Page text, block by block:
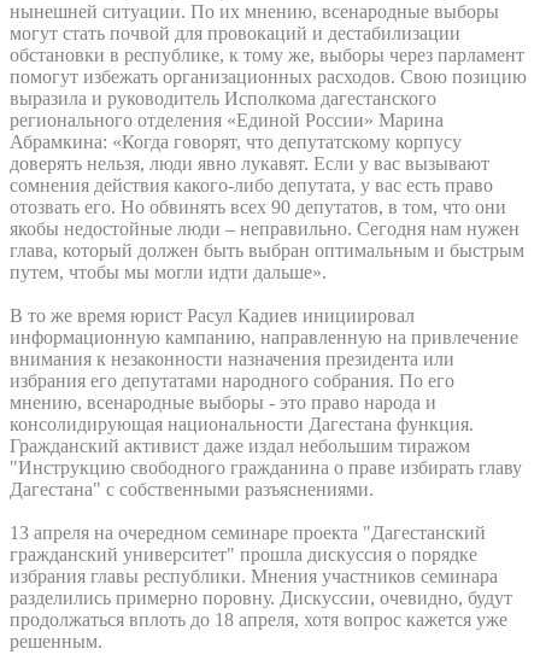
нынешней ситуации. По их мнению, всенародные выборы
могут стать почвой для провокаций и дестабилизации
обстановки в республике, к тому же, выборы через парламент
помогут избежать организационных расходов. Свою позицию
выразила и руководитель Исполкома дагестанского
регионального отделения «Единой России» Марина
Абрамкина: «Когда говорят, что депутатскому корпусу
доверять нельзя, люди явно лукавят. Если у вас вызывают
сомнения действия какого-либо депутата, у вас есть право
отозвать его. Но обвинять всех 90 депутатов, в том, что они
якобы недостойные люди – неправильно. Сегодня нам нужен
глава, который должен быть выбран оптимальным и быстрым
путем, чтобы мы могли идти дальше».
В то же время юрист Расул Кадиев инициировал
информационную кампанию, направленную на привлечение
внимания к незаконности назначения президента или
избрания его депутатами народного собрания. По его
мнению, всенародные выборы - это право народа и
консолидирующая национальности Дагестана функция.
Гражданский активист даже издал небольшим тиражом
"Инструкцию свободного гражданина о праве избирать главу
Дагестана" с собственными разъяснениями.
13 апреля на очередном семинаре проекта "Дагестанский
гражданский университет" прошла дискуссия о порядке
избрания главы республики. Мнения участников семинара
разделились примерно поровну. Дискуссии, очевидно, будут
продолжаться вплоть до 18 апреля, хотя вопрос кажется уже
решенным.